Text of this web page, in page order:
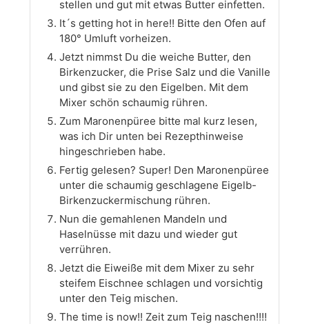
stellen und gut mit etwas Butter einfetten.
It´s getting hot in here!! Bitte den Ofen auf
180° Umluft vorheizen.
Jetzt nimmst Du die weiche Butter, den
Birkenzucker, die Prise Salz und die Vanille
und gibst sie zu den Eigelben. Mit dem
Mixer schön schaumig rühren.
Zum Maronenpüree bitte mal kurz lesen,
was ich Dir unten bei Rezepthinweise
hingeschrieben habe.
Fertig gelesen? Super! Den Maronenpüree
unter die schaumig geschlagene Eigelb-
Birkenzuckermischung rühren.
Nun die gemahlenen Mandeln und
Haselnüsse mit dazu und wieder gut
verrühren.
Jetzt die Eiweiße mit dem Mixer zu sehr
steifem Eischnee schlagen und vorsichtig
unter den Teig mischen.
The time is now!! Zeit zum Teig naschen!!!!